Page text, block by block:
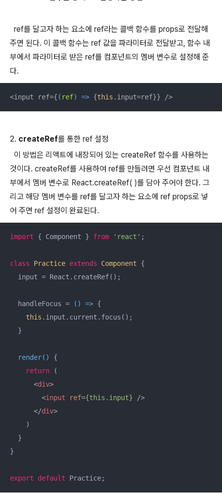
ref를 달고자 하는 요소에 ref라는 콜백 함수를 props로 전달해
주면 된다. 이 콜백 함수는 ref 값을 파라미터로 전달받고, 함수 내
부에서 파라미터로 받은 ref를 컴포넌트의 멤버 변수로 설정해 준
다.
<input ref={ ( ref) => {this .input=ref}} />
2. createRef를 통한 ref 설정
이 방법은 리액트에 내장되어 있는 createRef 함수를 사용하는
것이다. createRef를 사용하여 ref를 만들려면 우선 컴포넌트 내
부에서 멤버 변수로 React.createRef( )를 담아 주어야 한다. 그
리고 해당 멤버 변수를 ref를 달고자 하는 요소에 ref props로 넣
어 주면 ref 설정이 완료된다.
import { Component } from 'react' ;
class Practice extends Component
{
  input = React.createRef();
  handleFocus =
() => {
this .input.current.focus();
  }
render( )
{
return (
<div>
<input ref={this.input} />
</div>
    )
  }
}
export default Practice;